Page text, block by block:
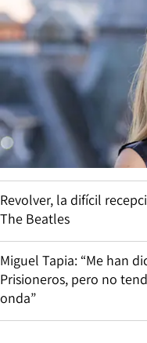
Revolver, la difícil
The Beatles
Miguel Tapia: “Me han
Prisioneros, pero no
onda”